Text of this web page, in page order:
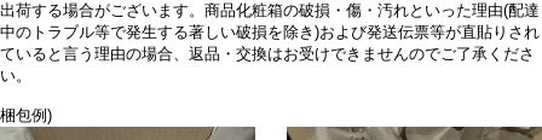
出荷する場合がございます。商品化粧箱の破損・傷・汚れといった理由(配達
中のトラブル等で発生する著しい破損を除き)および発送伝票等が直貼りされ
ていると言う理由の場合、返品・交換はお受けできませんのでご了承くださ
い。
梱包例)